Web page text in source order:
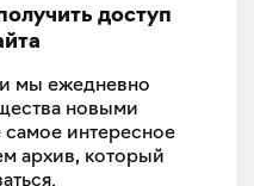
доступ
и мы ежедневно
новыми
интересное
архив, который